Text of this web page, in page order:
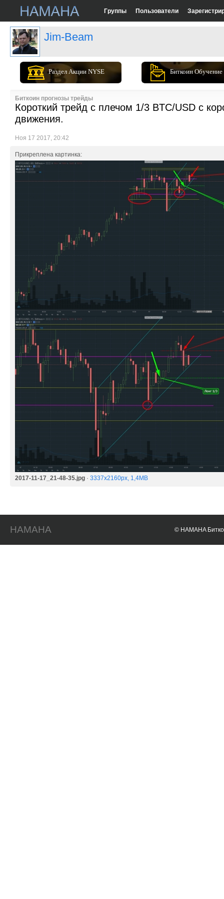
Группы Пользователи
Jim-Beam
Раздел Акции NYSE Биткоин Обучение
Биткоин прогнозы трейды
Короткий трейд с плечом 1/3 BTC/USD с
движения.
Ноя 17 2017, 20:42
Прикреплена картинка:
2017-11-17_21-48-35.jpg · 3337x2160px, 1,4MB
HAMAHA © HAMAHA